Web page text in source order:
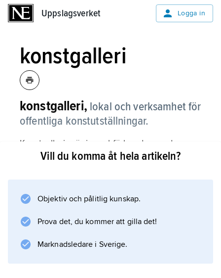
Uppslagsverket Logga in
konstgalleri
konstgalleri, lokal och verksamhet för
offentliga konstutställningar.
Konstgallerier är i regel förbundna med
konsthandel men vänder sig med visningen
konstgallerierna i Sverige uppstod i
märks Hallins konsthandel, där gruppen De
Vill du komma åt hela artikeln?
Objektiv och pålitlig kunskap.
Prova det, du kommer att gilla det!
Marknadsledare i Sverige.